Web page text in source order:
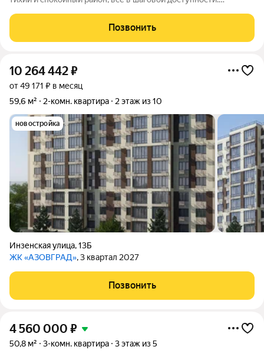
новая. Сплит, сантехника новая. На кухне сделан ремонт, в
остальной части
Позвонить
10 264 442₽
от 49 171 ₽ в месяц
59,6 м²
2-комн. квартира 2 этаж из 10
новостройка
Инзенская улица,13Б
ЖК «АЗОВГРАД», 3 квартал 2027
Позвонить
4 560 000 ₽
50,8 м² 3-комн. квартира 3 этаж из 5